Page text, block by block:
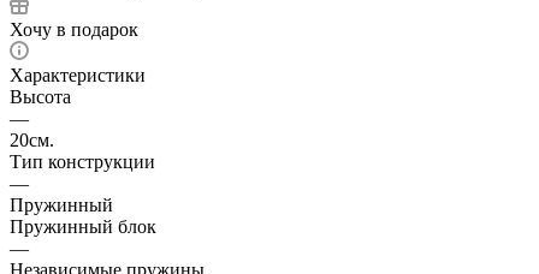
Хочу в подарок
Характеристики
Высота
—
20см.
Тип конструкции
—
Пружинный
Пружинный блок
—
Независимые пружины